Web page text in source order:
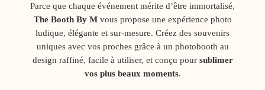
Parce que chaque événement mérite d’être immortalisé,
The Booth By Mvous propose une expérience photo
ludique, élégante et sur-mesure. Créez des souvenirs
uniques avec vos proches grâce à un photobooth au
design raffiné, facile à utiliser, et conçu pour sublimer
vos plus beaux moments.